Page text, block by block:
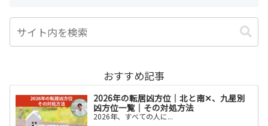
おすすめ記事
2026年の転居凶方位｜北と南✕、九星別
凶方位一覧｜その対処方法
2026年、すべての人に...